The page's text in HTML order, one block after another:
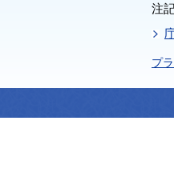
注
プ